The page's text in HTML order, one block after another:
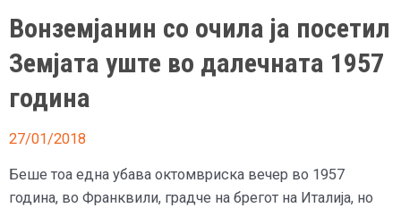
Вонземјанин со очила ја посетил
Земјата уште во далечната 1957
година
27/01/2018
Беше тоа една убава октомвриска вечер во 1957
година, во Франквили, градче на брегот на Италија, но